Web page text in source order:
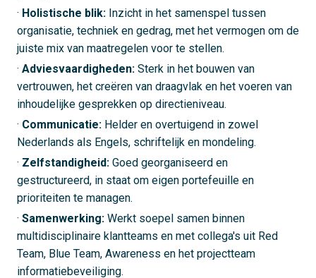
· Holistische blik: Inzicht in het samenspel tussen
organisatie, techniek en gedrag, met het vermogen om de
juiste mix van maatregelen voor te stellen.
· Adviesvaardigheden: Sterk in het bouwen van
vertrouwen, het creëren van draagvlak en het voeren van
inhoudelijke gesprekken op directieniveau.
· Communicatie: Helder en overtuigend in zowel
Nederlands als Engels, schriftelijk en mondeling.
· Zelfstandigheid: Goed georganiseerd en
gestructureerd, in staat om eigen portefeuille en
prioriteiten te managen.
· Samenwerking: Werkt soepel samen binnen
multidisciplinaire klantteams en met collega's uit Red
Team, Blue Team, Awareness en het projectteam
informatiebeveiliging.